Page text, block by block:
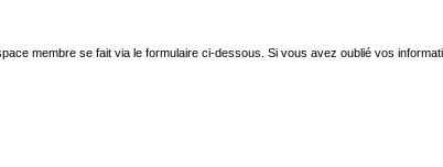
membre se fait via le formulaire ci-dessous. Si vous avez oublié vos